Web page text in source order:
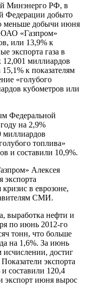
Минэнерго РФ, в
Федерации добыто
меньше добычи июня
ОАО «Газпром»
или 13,9% к
экспорта газа в
12,001 миллиардов
к показателям
«голубого
кубометров или
Федеральной
на 2,9%
миллиардов
топлива»
и составили 10,9%.
Алексея
кризис в еврозоне,
СМИ.
выработка нефти и
по июнь 2012-го
тонн, что больше
на 1,6%. За июнь
исчислении, достиг
экспорта
составили 120,4
экспорт июня вырос